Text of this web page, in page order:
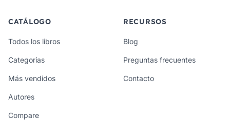
CATÁLOGO
Todos los libros
Categorías
Más vendidos
Autores
Compare
RECURSOS
Blog
Preguntas frecuentes
Contacto